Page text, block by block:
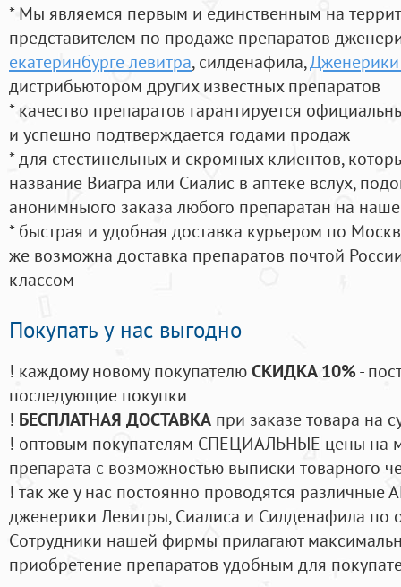
* Мы являемся первым и единственным на
представителем по продаже препаратов
екатеринбурге левитра, силденафила,
дистрибьютором других известных препаратов
* качество препаратов гарантируется
и успешно подтверждается годами продаж
* для стестинельных и скромных клиентов,
название Виагра или Сиалис в аптеке вслух,
анонимныого заказа любого препаратан на
* быстрая и удобная доставка курьером по
же возможна доставка препаратов почтой
классом
Покупать у нас выгодно
! каждому новому покупателюСКИДКА 10%-
последующие покупки
! БЕСПЛАТНАЯ ДОСТАВКА при заказе товара на
! оптовым покупателям СПЕЦИАЛЬНЫЕ цены на
препарата с возможностью выписки товарного
! так же у нас постоянно проводятся
дженерики Левитры, Сиалиса и Силденафила по
Cотрудники нашей фирмы прилагают
приобретение препаратов удобным для